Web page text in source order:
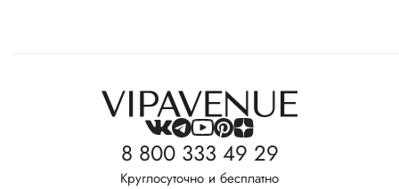
8 800 333 49 29
Круглосуточно и бесплатно